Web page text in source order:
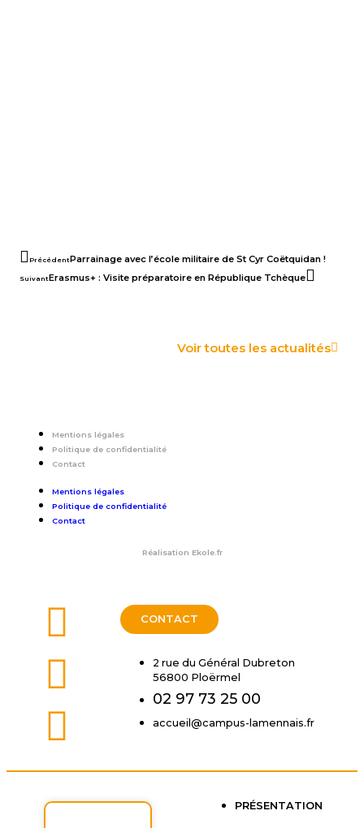
PrécédentParrainage avec l’école militaire de St Cyr Coëtquidan !
SuivantErasmus+ : Visite préparatoire en République Tchèque
Voir toutes les actualités
Mentions légales
Politique de confidentialité
Contact
Mentions légales
Politique de confidentialité
Contact
Réalisation Ekole.fr
CONTACT
2 rue du Général Dubreton
56800 Ploërmel
02 97 73 25 00
accueil@campus-lamennais.fr
PRÉSENTATION